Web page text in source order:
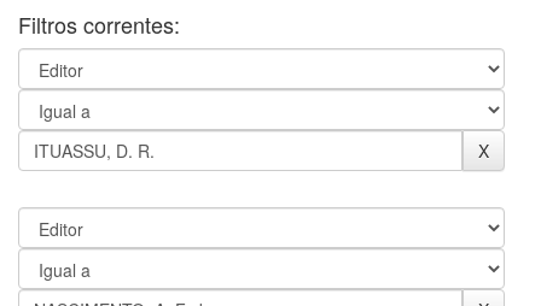
Filtros correntes: